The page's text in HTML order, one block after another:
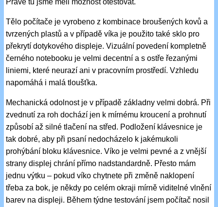
Právě tu jsme měli možnost otestovat.
Tělo počítače je vyrobeno z kombinace broušených kovů a
tvrzených plastů a v případě víka je použito také sklo pro
překrytí dotykového displeje. Vizuální povedení kompletně
černého notebooku je velmi decentní a s ostře řezanými
liniemi, které neurazí ani v pracovním prostředí. Vzhledu
napomáhá i malá tloušťka.
Mechanická odolnost je v případě základny velmi dobrá. Při
zvednutí za roh dochází jen k mírnému kroucení a prohnutí
způsobí až silné tlačení na střed. Podložení klávesnice je
tak dobré, aby při psaní nedocházelo k jakémukoli
prohýbání bloku klávesnice. Víko je velmi pevné a z vnější
strany displej chrání přímo nadstandardně. Přesto mám
jednu výtku – pokud víko chytnete při změně naklopení
třeba za bok, je někdy po celém okraji mírně viditelné vlnění
barev na displeji. Během týdne testování jsem počítač nosil